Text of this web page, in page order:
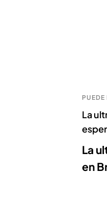
PUEDE
La
La
en